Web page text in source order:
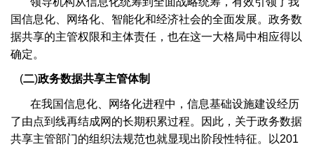
国信息化、网络化、智能化和经济社会的全面发展。政务数
据共享的主管权限和主体责任，也在这一大格局中相应得以
确定。
(二)政务数据共享主管体制
在我国信息化、网络化进程中，信息基础设施建设经历
了由点到线再结成网的长期积累过程。因此，关于政务数据
共享主管部门的组织法规范也就显现出阶段性特征。以201